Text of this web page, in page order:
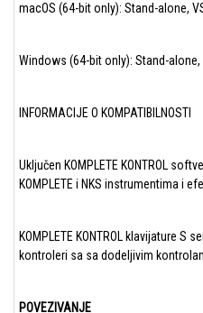
macOS (64-bit only): Stand-alone,
Windows (64-bit only): Stand-alone,
INFORMACIJE O KOMPATIBILNOSTI
Uključen KOMPLETE KONTROL
KOMPLETE i NKS instrumentima i
KOMPLETE KONTROL klavijature S
kontroleri sa sa dodeljivim
POVEZIVANJE